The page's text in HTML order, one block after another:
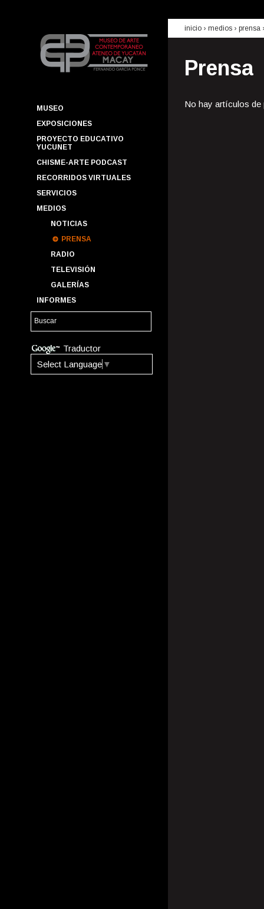
MUSEO
EXPOSICIONES
PROYECTO EDUCATIVO
YUCUNET
CHISME-ARTE PODCAST
RECORRIDOS VIRTUALES
SERVICIOS
MEDIOS
NOTICIAS
PRENSA
RADIO
TELEVISIÓN
GALERÍAS
INFORMES
Traductor
Select Language ▼
inicio › medios › prensa
Prensa
No hay artículos de